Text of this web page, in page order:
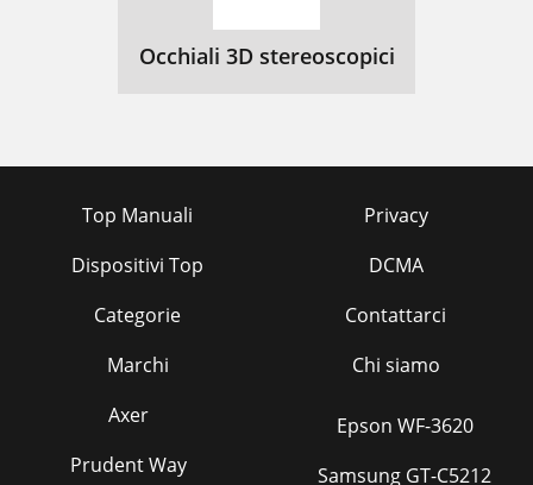
Occhiali 3D stereoscopici
Top Manuali
Dispositivi Top
Categorie
Marchi
Privacy
DCMA
Contattarci
Chi siamo
Axer
Prudent Way
Epson WF-3620
Samsung GT-C5212